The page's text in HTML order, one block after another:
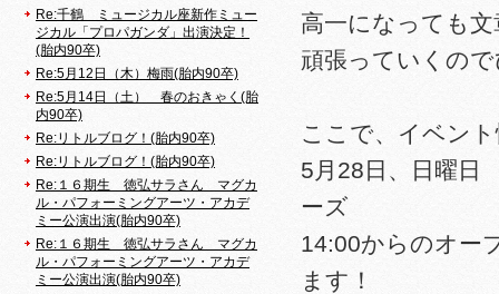
Re:千鶴 ミュージカル座新作ミュー
ジカル「プロパガンダ」出演決定！
(胎内90卒)
Re:5月12日（木）梅雨(胎内90卒)
Re:5月14日（土） 春のおきゃく(胎
内90卒)
Re:リトルブログ！(胎内90卒)
Re:リトルブログ！(胎内90卒)
Re:１６期生 徳弘サラさん マグカ
ル・パフォーミングアーツ・アカデ
ミー公演出演(胎内90卒)
Re:１６期生 徳弘サラさん マグカ
ル・パフォーミングアーツ・アカデ
ミー公演出演(胎内90卒)
高一になっても
頑張っていくの
ここで、イベン
5月28日、日曜
ーズ
14:00からのオー
ます！